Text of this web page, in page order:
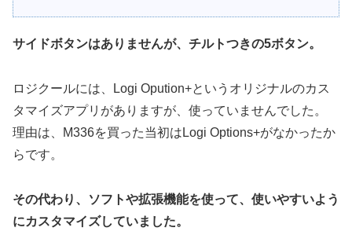
サイドボタンはありませんが、チルトつきの5ボタン。
ロジクールには、Logi Opution+というオリジナルのカス
タマイズアプリがありますが、使っていませんでした。
理由は、M336を買った当初はLogi Options+がなかったか
らです。
その代わり、ソフトや拡張機能を使って、使いやすいよう
にカスタマイズしていました。